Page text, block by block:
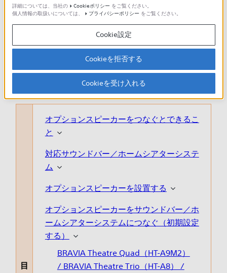
ここでは、ソニー製のオプションスピーカー（別売り
のサブウーファー／リアスピーカー）を、対応してい
期設定をして、使用できるまでをご案内します。
目
オプションスピーカーをつなぐとできるこ
と
対応サウンドバー／ホームシアターシステ
ム
オプションスピーカーを設置する
オプションスピーカーをサウンドバー／ホ
ームシアターシステムにつなぐ（初期設定
する）
BRAVIA Theatre Quad（HT-A9M2）
/ BRAVIA Theatre Trio（HT-A8） /
詳細については、当社の
Cookieポリシー をご覧ください。
個人情報の取扱いについては、
プライバシーポリシー をご覧ください。
Cookie設定
Cookieを拒否する
Cookieを受け入れる